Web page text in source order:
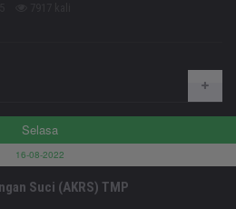
Selasa
16-08-2022
Suci (AKRS) TMP